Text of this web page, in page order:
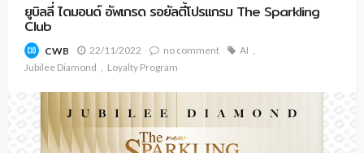
ยูบิลลี่ ไดมอนด์ อัพเกรด รอยัลตี้โปรแกรม The Sparkling
Club
CWB 22/11/2022 no comment
AI
Jubilee Diamond
Loyalty Program